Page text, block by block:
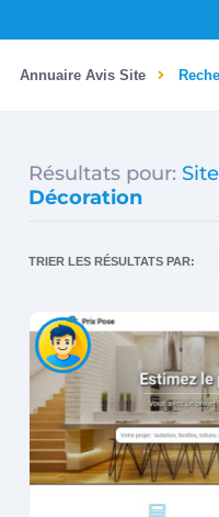
Annuaire Avis Site
Résultats pour:
Décoration
TRIER LES RÉSULTATS PAR: